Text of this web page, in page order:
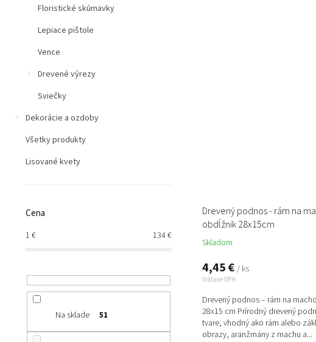
Floristické skúmavky
Lepiace pištole
Vence
Drevené výrezy
Sviečky
Dekorácie a ozdoby
Všetky produkty
Lisované kvety
Cena
1 € 134€
Na sklade 51
Drevený podnos - rám na
obdĺžnik 28x15cm
Skladom
4,45 € / ks
Vrátane DPH
Drevený podnos – rám na
28x15 cm Prírodný drevený
tvare, vhodný ako rám alebo
obrazy, aranžmány z machu a...